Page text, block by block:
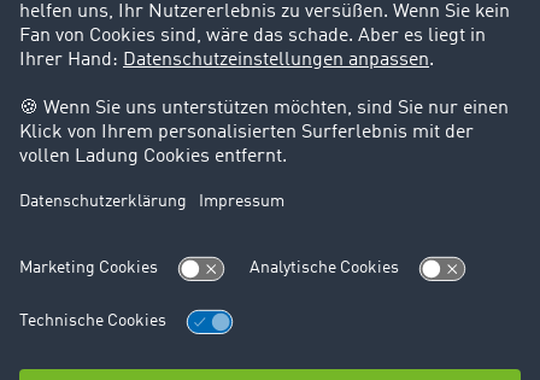
Kontakt
Rechtliches
Impressum
AGB